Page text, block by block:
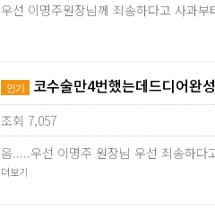
우선 이명주원장님께 죄송하다고 사과
인기 코수술만4번했는데드디어완
조회 7,057
음.....우선 이명주 원장님 우선 죄송하
더보기